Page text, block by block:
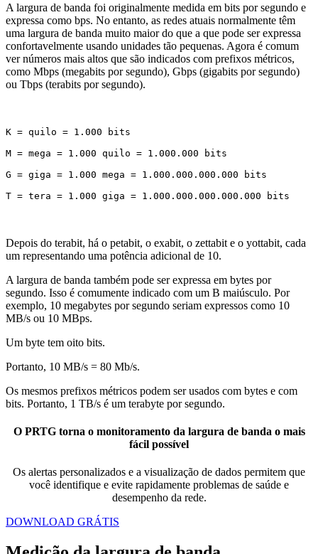
A largura de banda foi originalmente medida em bits por segundo e
expressa como bps. No entanto, as redes atuais normalmente têm
uma largura de banda muito maior do que a que pode ser expressa
confortavelmente usando unidades tão pequenas. Agora é comum
ver números mais altos que são indicados com prefixos métricos,
como Mbps (megabits por segundo), Gbps (gigabits por segundo)
ou Tbps (terabits por segundo).
K = quilo = 1.000 bits
M = mega = 1.000 quilo = 1.000.000 bits
G = giga = 1.000 mega = 1.000.000.000.000 bits
T = tera = 1.000 giga = 1.000.000.000.000.000 bits
Depois do terabit, há o petabit, o exabit, o zettabit e o yottabit, cada
um representando uma potência adicional de 10.
A largura de banda também pode ser expressa em bytes por
segundo. Isso é comumente indicado com um B maiúsculo. Por
exemplo, 10 megabytes por segundo seriam expressos como 10
MB/s ou 10 MBps.
Um byte tem oito bits.
Portanto, 10 MB/s = 80 Mb/s.
Os mesmos prefixos métricos podem ser usados com bytes e com
bits. Portanto, 1 TB/s é um terabyte por segundo.
O PRTG torna o monitoramento da largura de banda o mais
fácil possível
Os alertas personalizados e a visualização de dados permitem que
você identifique e evite rapidamente problemas de saúde e
desempenho da rede.
DOWNLOAD GRÁTIS